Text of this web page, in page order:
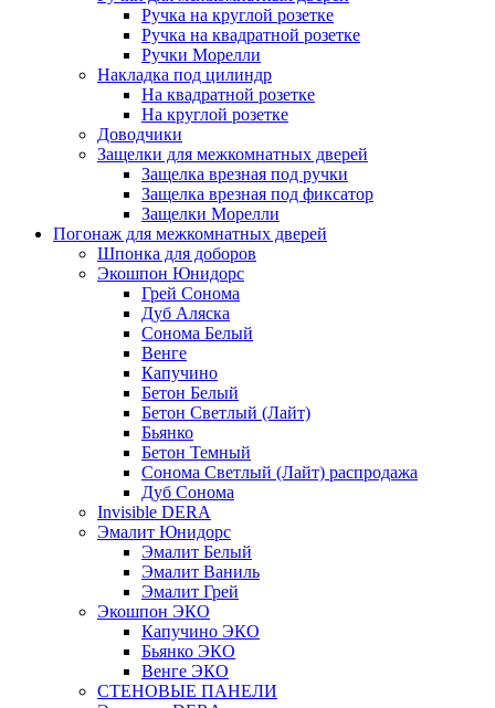
Ручка на круглой розетке
Ручка на квадратной розетке
Ручки Морелли
Накладка под цилиндр
На квадратной розетке
На круглой розетке
Доводчики
Защелки для межкомнатных дверей
Защелка врезная под ручки
Защелка врезная под фиксатор
Защелки Морелли
Погонаж для межкомнатных дверей
Шпонка для доборов
Экошпон Юнидорс
Грей Сонома
Дуб Аляска
Сонома Белый
Венге
Капучино
Бетон Белый
Бетон Светлый (Лайт)
Бьянко
Бетон Темный
Сонома Светлый (Лайт) распродажа
Дуб Сонома
Invisible DERA
Эмалит Юнидорс
Эмалит Белый
Эмалит Ваниль
Эмалит Грей
Экошпон ЭКО
Капучино ЭКО
Бьянко ЭКО
Венге ЭКО
СТЕНОВЫЕ ПАНЕЛИ